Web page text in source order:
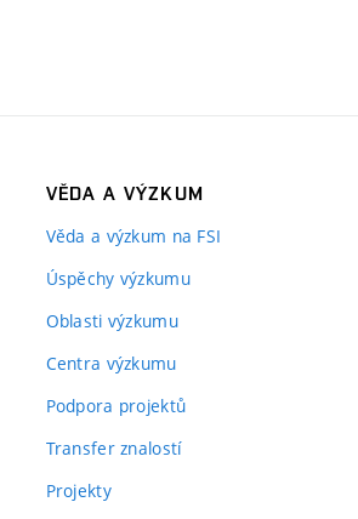
VĚDA A VÝZKUM
Věda a výzkum na FSI
Úspěchy výzkumu
Oblasti výzkumu
Centra výzkumu
Podpora projektů
Transfer znalostí
Projekty